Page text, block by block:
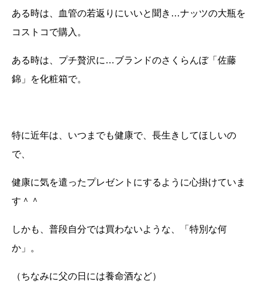
ある時は、血管の若返りにいいと聞き…ナッツの大瓶を
コストコで購入。
ある時は、プチ贅沢に…ブランドのさくらんぼ「佐藤
錦」を化粧箱で。
特に近年は、いつまでも健康で、長生きしてほしいの
で、
健康に気を遣ったプレゼントにするように心掛けていま
す＾＾
しかも、普段自分では買わないような、「特別な何
か」。
（ちなみに父の日には養命酒など）